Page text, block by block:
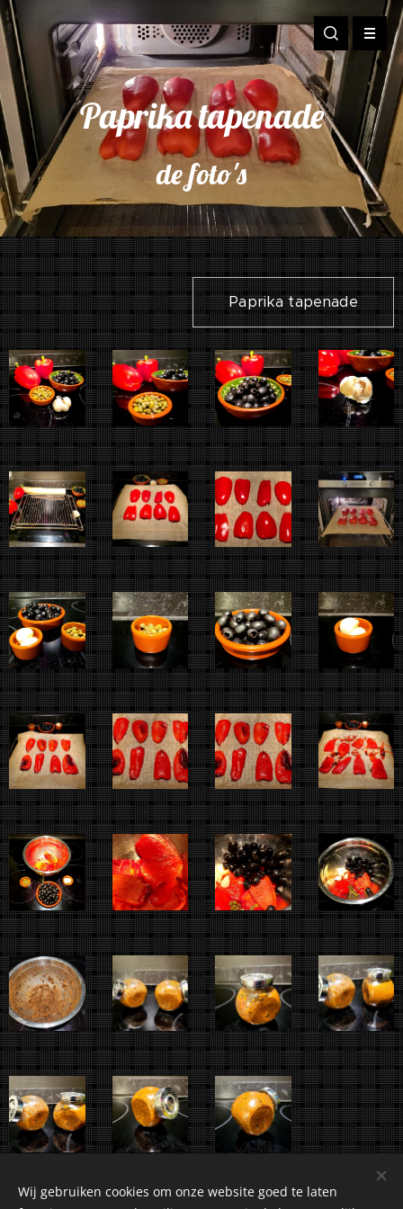
Paprika tapenade
de foto's
Paprika tapenade
Wij gebruiken cookies om onze website goed te laten